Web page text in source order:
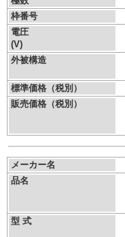
枠番号
電圧
(V)
外被構造
標準価格（税別）
販売価格（税別）
メーカー名
品名
型 式